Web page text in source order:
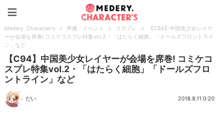
Medery. Character's > 声優・イベント > コスプレ >
【C94】中国美少女レイヤ
ーが会場を席巻! コミケコスプレ特集vol.2・「はたらく細胞」「ドールズフロントライ
ン」など
【C94】中国美少女レイヤーが会場を席巻! コミケコ
スプレ特集vol.2・「はたらく細胞」「ドールズフロ
ントライン」など
だい 2018.8.11 0:20